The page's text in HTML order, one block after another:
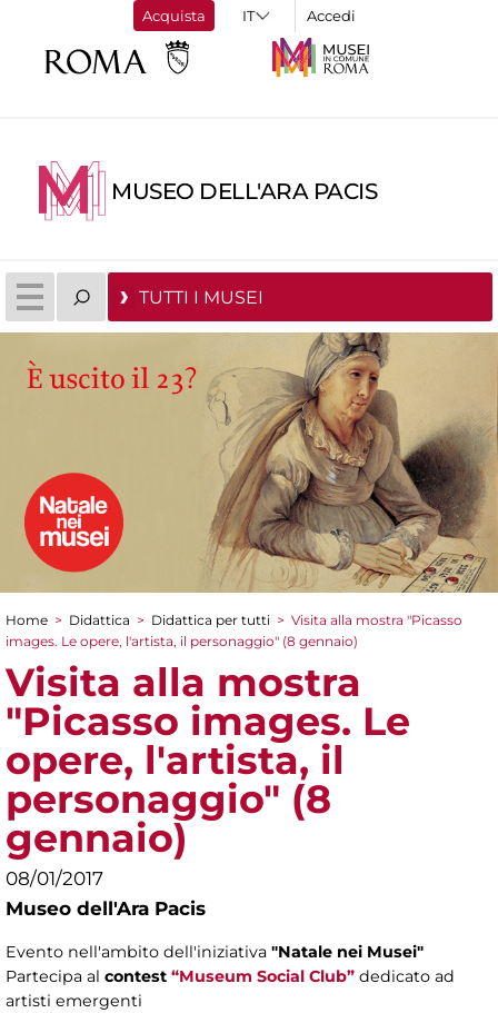
Acquista Accedi
MUSEO DELL'ARA PACIS
TUTTI I MUSEI
Tu sei qui
Home > Didattica > Didattica per tutti > Visita alla mostra "Picasso
images. Le opere, l'artista, il personaggio" (8 gennaio)
Visita alla mostra
"Picasso images. Le
opere, l'artista, il
personaggio" (8
gennaio)
08/01/2017
Museo dell'Ara Pacis
Evento nell'ambito dell'iniziativa "Natale nei Musei"
Partecipa al contest “Museum Social Club” dedicato ad
artisti emergenti